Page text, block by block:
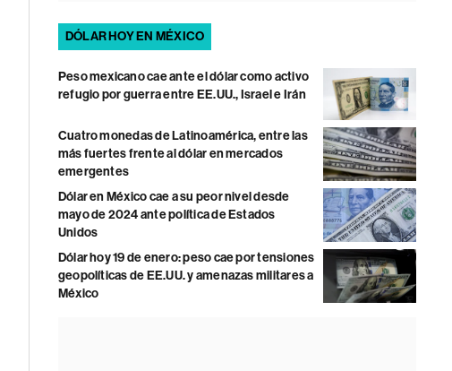
DÓLAR HOY EN MÉXICO
Peso mexicano cae ante el dólar como activo
refugio por guerra entre EE.UU., Israel e Irán
Cuatro monedas de Latinoamérica, entre las
más fuertes frente al dólar en mercados
emergentes
Dólar en México cae a su peor nivel desde
mayo de 2024 ante política de Estados
Unidos
Dólar hoy 19 de enero: peso cae por tensiones
geopolíticas de EE.UU. y amenazas militares a
México